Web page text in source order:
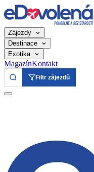
Zájezdy
Destinace
Exotika
MagazínKontakt
Filtr zájezdů